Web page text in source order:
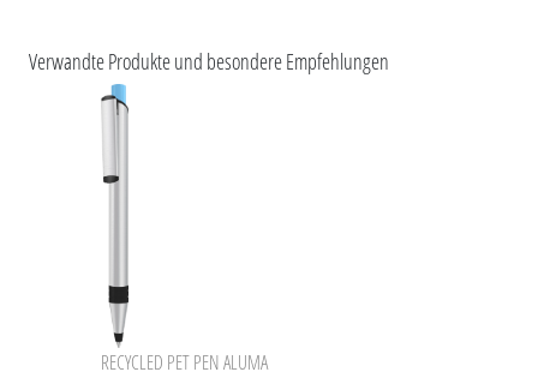
ESG-Merkmale und Produktzertifizierungen
uma RECYCLED PET PEN
uma rPET PEN ALUMA
Verwandte Produkte und besondere Empfehlungen
RECYCLED PET PEN ALUMA